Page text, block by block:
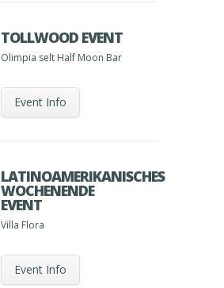
TOLLWOOD EVENT
Olimpia selt Half Moon Bar
Event Info
LATINOAMERIKANISCHES
WOCHENENDE
EVENT
Villa Flora
Event Info